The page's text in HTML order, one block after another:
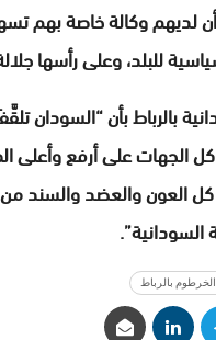
لديهم وكالة خاصة بهم
للبلد، وعلى رأسها
بالرباط بأن “السودان
على أرفع وأعلى
كل العون والعضد
السودانية”.
بالرباط